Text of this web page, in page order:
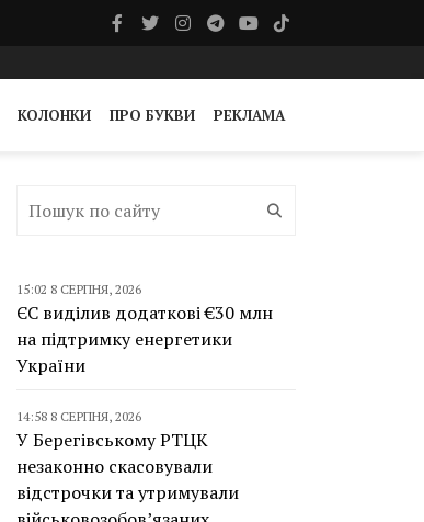
КОЛОНКИ ПРО БУКВИ РЕКЛАМА
15:02 8 СЕРПНЯ, 2026
ЄС виділив додаткові €30 млн
на підтримку енергетики
України
14:58 8 СЕРПНЯ, 2026
У Берегівському РТЦК
незаконно скасовували
відстрочки та утримували